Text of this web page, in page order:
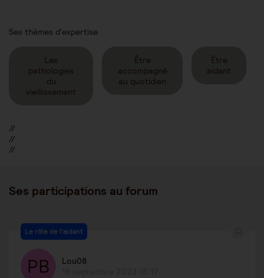
Ses thèmes d'expertise
Les
pathologies
du
vieillissement
Être
accompagné
au quotidien
Être
aidant
//
//
//
Ses participations au forum
Le rôle de l'aidant
Lou08